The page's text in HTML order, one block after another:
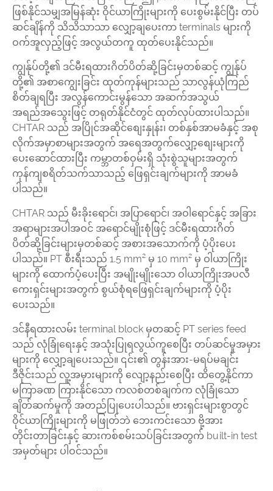
ဖြစ်နိုင်သမျှအမြန်ဆုံး ဝိုင်ယာကြိုးများကို ပေးစွမ်းနိုင်ပြီး တပ်
ဆင်ချိန်ကို သိသိသာသာ လျှော့ချပေးကာ terminals များကို
ဝက်အူလှည့်ဖြင့် အလွယ်တကူ ထုတ်ပေးနိုင်သည်။
ကျွန်ုပ်တို့၏ ဒင်မီးရထားဂိတ်ပိတ်ဆို့ခြင်းမှတစ်ဆင့် ကျွန်ုပ်
တို့၏ အစာကျွေးခြင်း ထုတ်ကုန်များသည် သာလွန်ယုံကြည်
စိတ်ချရပြီး အလွန်ကောင်းမွန်သော အဆက်အသွယ်
အရည်အသွေးဖြင့် တရုတ်နိုင်ငံတွင် ထုတ်လုပ်ထားပါသည်။
CHTAR သည် အပြိုင်အဆိုင်စျေးနှုန်း၊ တစ်နှစ်အာမခံနှင့် အစု
လိုက်အမှာစာများအတွက် အရေအတွက်လျှော့စျေးများကို
ပေးဆောင်ထားပြီး ကမ္ဘာတစ်ဝှမ်းရှိ သုံးစွဲသူများအတွက်
ကုန်ကျစရိတ်သက်သာသည့် ဖြေရှင်းချက်များကို အာမခံ
ပါသည်။
CHTAR သည် မီးခိုးရောင်၊ အပြာရောင်၊ အဝါရောင်နှင့် အခြား
အရာများအပါအဝင် အရောင်မျိုးစုံဖြင့် ဒင်မီးရထားဂိတ်
ပိတ်ဆို့ခြင်းများမှတစ်ဆင့် အစားအသောက်ကို ပံ့ပိုးပေး
ပါသည်။ PT စီးရီးသည် 1.5 mm² မှ 10 mm² မှ ဝါယာကြိုး
များကို ထောက်ပံ့ပေးပြီး အမျိုးမျိုးသော ဝါယာကြိုးအပလီ
ကေးရှင်းများအတွက် စွယ်စုံရဖြေရှင်းချက်များကို ပံ့ပိုး
ပေးသည်။
ဒင်နီရထားလမ်း terminal block မှတဆင့် PT series feed
သည် လုံခြုံရေးနှင့် အသုံးပြုရလွယ်ကူစေပြီး တပ်ဆင်မှုအမှား
များကို လျှော့ချပေးသည်။ ၎င်း၏ တွန်းအား-မရပ်မချင်း
ဒီဇိုင်းသည် လူ့အမှားများကို လျော့နည်းစေပြီး ထိတွေ့နိုင်ကာ
မကြာခဏ ကြားနိုင်သော ကလစ်တစ်ချက်က လုံခြုံသော
ချိတ်ဆက်မှုကို အတည်ပြုပေးပါသည်။ ဗားရှင်းများစွာတွင်
ဝိုင်ယာကြိုးများကို မဖြုတ်ဘဲ ဘေးကင်းသော ဗို့အား
တိုင်းတာခြင်းနှင့် ဆားကစ်စမ်းသပ်ခြင်းအတွက် built-in test
အမှတ်များ ပါဝင်သည်။